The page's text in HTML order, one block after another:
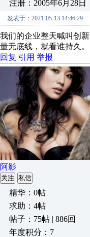
注册：2005年6月28日
发表于：2021-05-13 14:46:29
我们的企业整天喊叫创
量无底线，就看谁持久。
回复 引用 举报
阿影
关注 私信
精华：0帖
求助：4帖
帖子：75帖 | 886回
年度积分：7